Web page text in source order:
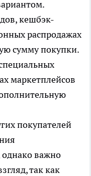
кешбэк-
распродажах
сумму покупки.
маркетплейсов
покупателей
однако важно
так как